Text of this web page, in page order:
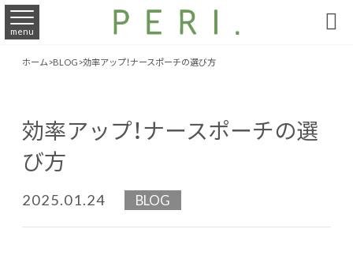
menu 
ホーム>BLOG>効率アップ！ナースポーチの選び方
効率アップ！ナースポーチの選
び方
2025.01.24 BLOG